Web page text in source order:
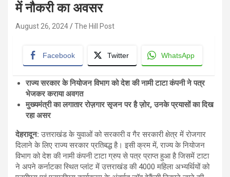
में नौकरी का अवसर
August 26, 2024 The Hill Post
Facebook Twitter WhatsApp
राज्य सरकार के नियोजन विभाग को देश की नामी टाटा कंपनी ने पत्र
भेजकर कराया अवगत
मुख्यमंत्री का लगातार रोज़गार सृजन पर है ज़ोर, उनके प्रयासों का दिख
रहा असर
देहरादून: उत्तराखंड के युवाओं को सरकारी व गैर सरकारी क्षेत्र में रोजगार
दिलाने के लिए राज्य सरकार प्रतिबद्ध है। इसी क्रम में, राज्य के नियोजन
विभाग को देश की नामी कंपनी टाटा ग्रुप से पत्र प्राप्त हुआ है जिसमें टाटा
ने अपने कर्नाटका स्थित प्लांट में उत्तराखंड की 4000 महिला अभ्यर्थियों को